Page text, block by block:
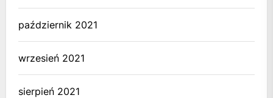
październik 2021
wrzesień 2021
sierpień 2021